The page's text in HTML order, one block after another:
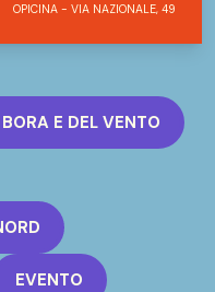
OPICINA - VIA NAZIONALE, 49
E DEL VENTO
EVENTO